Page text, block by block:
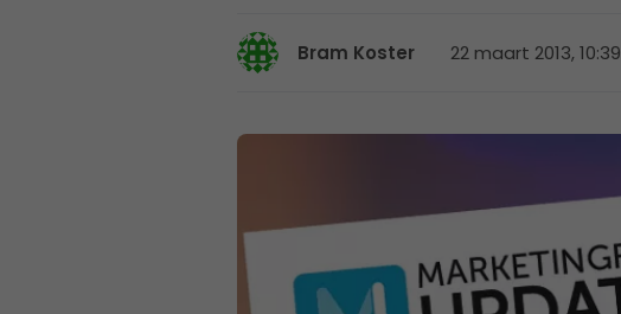
Bram Koster 22 maart 2013, 10:39